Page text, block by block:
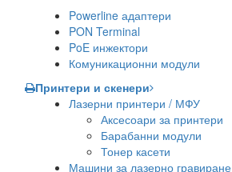
Powerline адаптери
PON Terminal
PoE инжектори
Комуникационни модули
Принтери и скенери
Лазерни принтери / МФУ
Аксесоари за принтери
Барабанни модули
Тонер касети
Машини за лазерно гравиране